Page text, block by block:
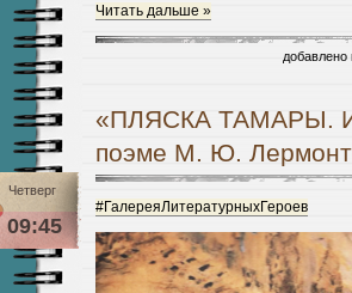
Читать дальше »
добавлено
«ПЛЯСКА ТАМАРЫ.
поэме М. Ю.
Четверг
09:45
#ГалереяЛитературныхГероев